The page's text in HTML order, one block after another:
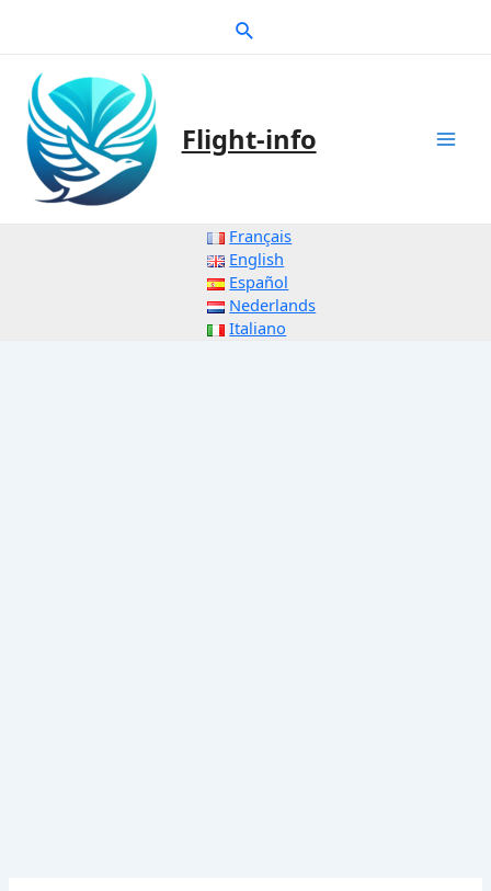
Suche
Flight-info
Français
English
Español
Nederlands
Italiano